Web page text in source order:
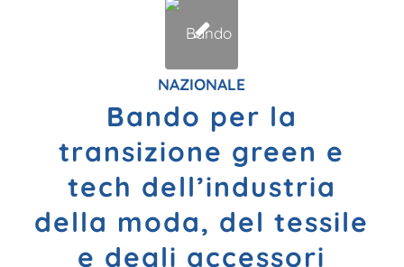
NAZIONALE
Bando per la
transizione green e
tech dell’industria
della moda, del tessile
e degli accessori